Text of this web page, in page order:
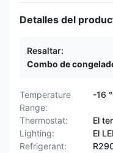
Detalles del
Resaltar:
Combo de
Temperature
Range:
-16
Thermostat:
El
Lighting:
El
Refrigerant: